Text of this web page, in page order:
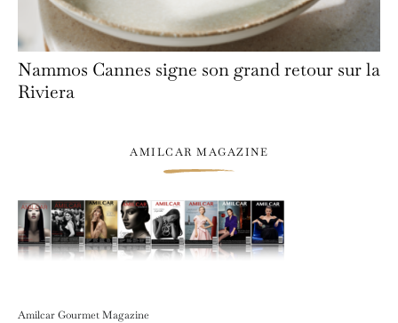
Nammos Cannes signe son grand retour sur la
Riviera
AMILCAR MAGAZINE
Amilcar Gourmet Magazine